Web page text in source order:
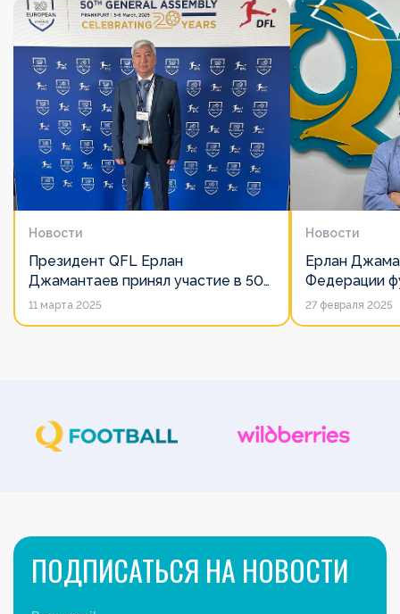
Новости
Президент QFL Ерлан
Джамантаев принял участие в 50-
м Общем собрании Европейских
11 марта 2025
Новости
Ерлан
Федерации
дорожит
27 февраля 2025
ПОДПИСАТЬСЯ НА НОВОСТИ